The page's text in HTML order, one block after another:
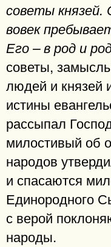
советы князей.
вовек
Его – в род и
советы,
людей и князей
истины
рассыпал
милостивый об
народов
и спасаются
Единородного
с верой
народы.